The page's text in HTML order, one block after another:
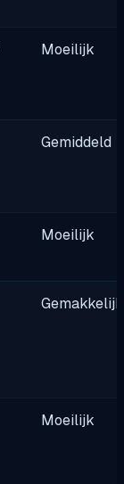
Moeilijk
Gemiddeld
Moeilijk
Gemakkelijk
Moeilijk